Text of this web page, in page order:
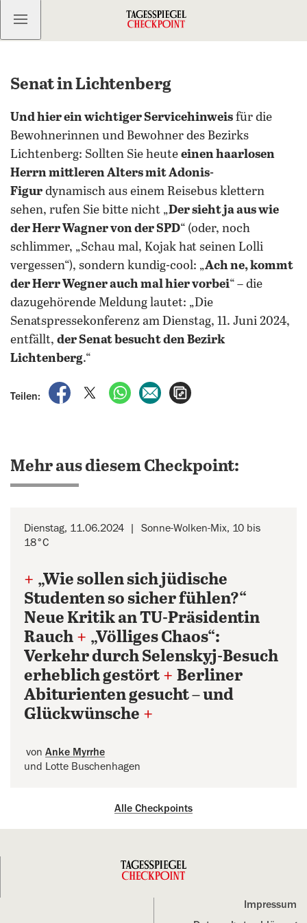
Kostenlos anmelden
Senat in Lichtenberg
Und hier ein wichtiger Servicehinweis für die
Bewohnerinnen und Bewohner des Bezirks
Lichtenberg: Sollten Sie heute einen haarlosen
Herrn mittleren Alters mit Adonis-
Figur dynamisch aus einem Reisebus klettern
sehen, rufen Sie bitte nicht „Der sieht ja aus wie
der Herr Wagner von der SPD“ (oder, noch
schlimmer, „Schau mal, Kojak hat seinen Lolli
vergessen“), sondern kundig-cool: „Ach ne, kommt
der Herr Wegner auch mal hier vorbei“ – die
dazugehörende Meldung lautet: „Die
Senatspressekonferenz am Dienstag, 11. Juni 2024,
entfällt, der Senat besucht den Bezirk
Lichtenberg.“
Teilen:
auf Facebook teilen
auf X teilenper WhatsApp teilen
per E-Mail teilen
Mehr aus diesem Checkpoint:
Dienstag, 11.06.2024
Sonne-Wolken-Mix, 10 bis
18°C
+ „Wie sollen sich jüdische
Studenten so sicher fühlen?“
Neue Kritik an TU-Präsidentin
Rauch + „Völliges Chaos“:
Verkehr durch Selenskyj-Besuch
erheblich gestört + Berliner
Abiturienten gesucht – und
Glückwünsche +
von Anke Myrrhe
und Lotte Buschenhagen
Alle Checkpoints
Impressum